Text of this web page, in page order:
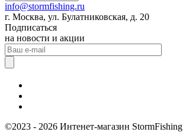
info@stormfishing.ru
г. Москва, ул. Булатниковская, д. 20
Подписаться
на новости и акции
©2023 - 2026 Интенет-магазин StormFishing